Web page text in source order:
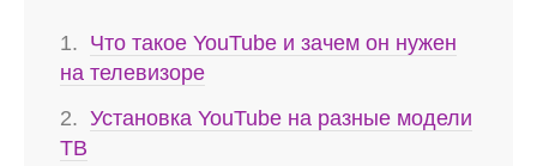
Что такое YouTube и зачем он нужен
на телевизоре
Установка YouTube на разные модели
ТВ